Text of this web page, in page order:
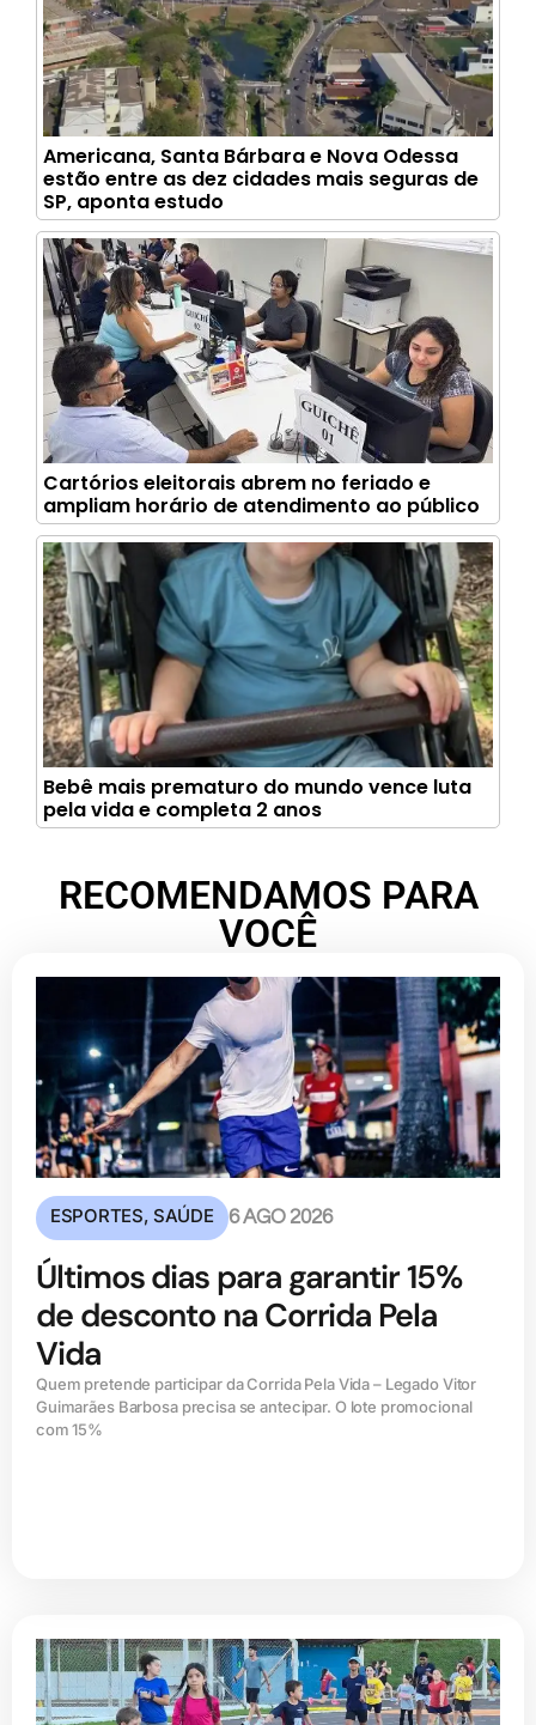
Americana, Santa Bárbara e Nova Odessa
estão entre as dez cidades mais seguras de
SP, aponta estudo
Cartórios eleitorais abrem no feriado e
ampliam horário de atendimento ao público
Bebê mais prematuro do mundo vence luta
pela vida e completa 2 anos
RECOMENDAMOS PARA
VOCÊ
ESPORTES,SAÚDE 6 AGO 2026
Últimos dias para garantir 15%
de desconto na Corrida Pela
Vida
Quem pretende participar da Corrida Pela Vida – Legado Vitor
Guimarães Barbosa precisa se antecipar. O lote promocional
com 15%